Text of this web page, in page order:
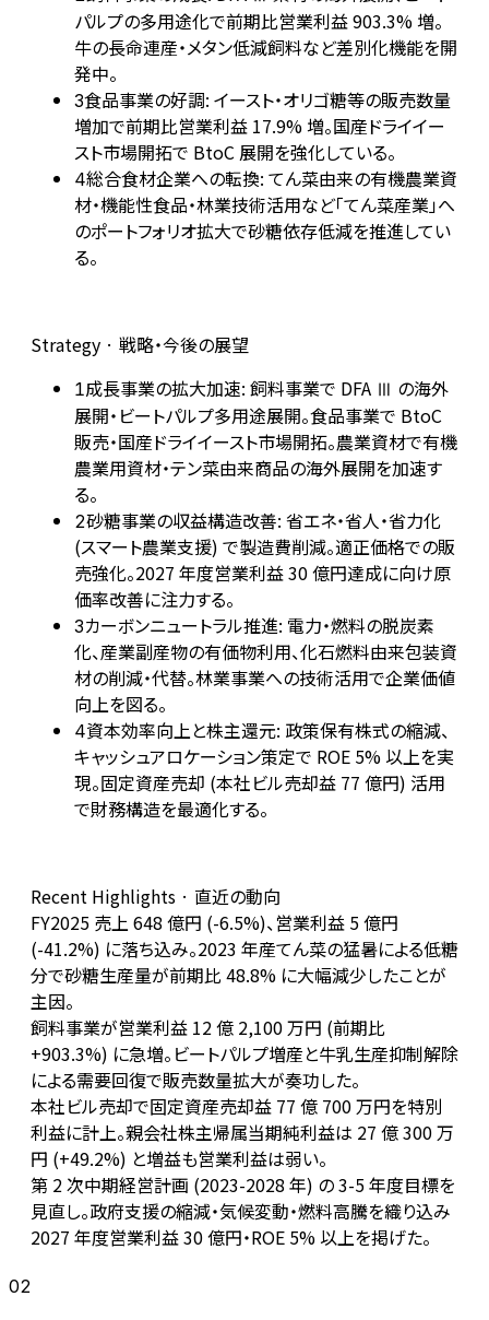
パルプの多用途化で前期比営業利益 903.3% 増。
牛の長命連産・メタン低減飼料など差別化機能を開
発中。
3食品事業の好調: イースト・オリゴ糖等の販売数量
増加で前期比営業利益 17.9% 増。国産ドライイー
スト市場開拓で BtoC 展開を強化している。
4総合食材企業への転換: てん菜由来の有機農業資
材・機能性食品・林業技術活用など「てん菜産業」へ
のポートフォリオ拡大で砂糖依存低減を推進してい
る。
Strategy · 戦略・今後の展望
1成長事業の拡大加速: 飼料事業で DFA Ⅲ の海外
展開・ビートパルプ多用途展開。食品事業で BtoC
販売・国産ドライイースト市場開拓。農業資材で有機
農業用資材・テン菜由来商品の海外展開を加速す
る。
2砂糖事業の収益構造改善: 省エネ・省人・省力化
(スマート農業支援) で製造費削減。適正価格での販
売強化。2027 年度営業利益 30 億円達成に向け原
価率改善に注力する。
3カーボンニュートラル推進: 電力・燃料の脱炭素
化、産業副産物の有価物利用、化石燃料由来包装資
材の削減・代替。林業事業への技術活用で企業価値
向上を図る。
4資本効率向上と株主還元: 政策保有株式の縮減、
キャッシュアロケーション策定で ROE 5% 以上を実
現。固定資産売却 (本社ビル売却益 77 億円) 活用
で財務構造を最適化する。
Recent Highlights · 直近の動向
FY2025 売上 648 億円 (-6.5%)、営業利益 5 億円
(-41.2%) に落ち込み。2023 年産てん菜の猛暑による低糖
分で砂糖生産量が前期比 48.8% に大幅減少したことが
主因。
飼料事業が営業利益 12 億 2,100 万円 (前期比
+903.3%) に急増。ビートパルプ増産と牛乳生産抑制解除
による需要回復で販売数量拡大が奏功した。
本社ビル売却で固定資産売却益 77 億 700 万円を特別
利益に計上。親会社株主帰属当期純利益は 27 億 300 万
円 (+49.2%) と増益も営業利益は弱い。
第 2 次中期経営計画 (2023-2028 年) の 3-5 年度目標を
見直し。政府支援の縮減・気候変動・燃料高騰を織り込み
2027 年度営業利益 30 億円・ROE 5% 以上を掲げた。
02